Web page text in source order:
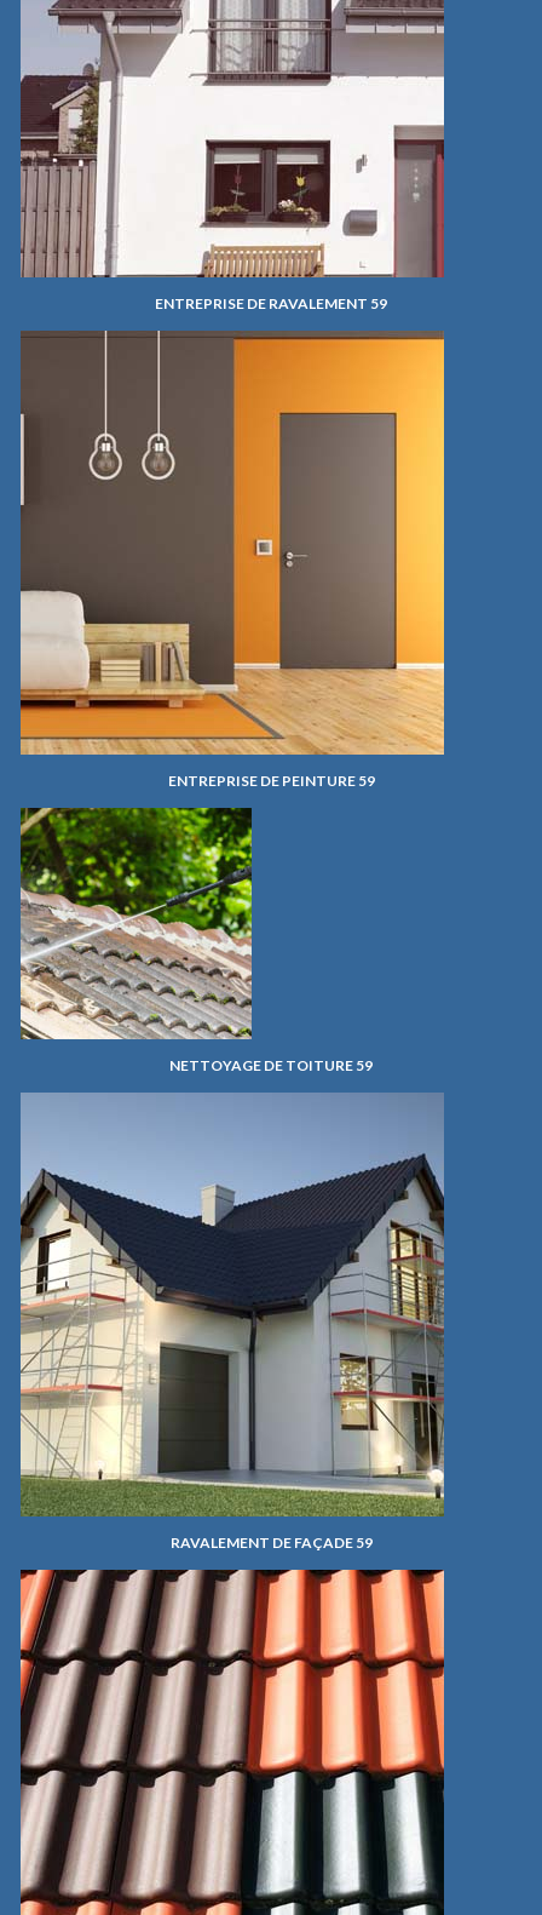
ENTREPRISE DE RAVALEMENT 59
ENTREPRISE DE PEINTURE 59
NETTOYAGE DE TOITURE 59
RAVALEMENT DE FAÇADE 59